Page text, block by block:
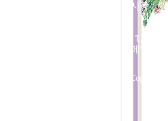
이사장 : 김
전 화 :
주 소 :
03127
​이메일 :
© Copyright